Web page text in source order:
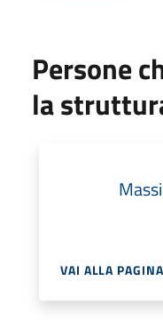
Persone
la
VAI ALLA PAGINA